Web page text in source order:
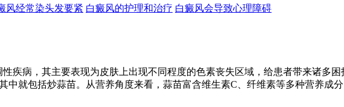
风经常染头发要紧 白癜风的护理和治疗 白癜风会导致心理障碍
疾病，其主要表现为皮肤上出现不同程度的色素丧失区域，给患者带来诸多
中就包括炒蒜苗。从营养角度来看，蒜苗富含维生素C、纤维素等多种营养成